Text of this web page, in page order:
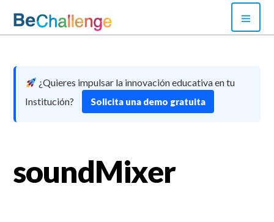
content
¿Quieres impulsar la innovación educativa en tu
Institución?
Solicita una demo gratuita
soundMixer